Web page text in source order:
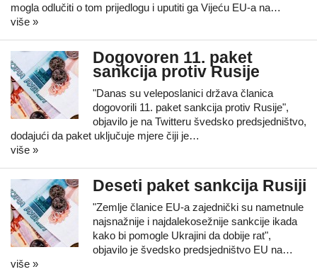
mogla odlučiti o tom prijedlogu i uputiti ga Vijeću EU-a na…
više »
Dogovoren 11. paket
sankcija protiv Rusije
"Danas su veleposlanici država članica
dogovorili 11. paket sankcija protiv Rusije",
objavilo je na Twitteru švedsko predsjedništvo,
dodajući da paket uključuje mjere čiji je…
više »
Deseti paket sankcija Rusiji
"Zemlje članice EU-a zajednički su nametnule
najsnažnije i najdalekosežnije sankcije ikada
kako bi pomogle Ukrajini da dobije rat",
objavilo je švedsko predsjedništvo EU na…
više »